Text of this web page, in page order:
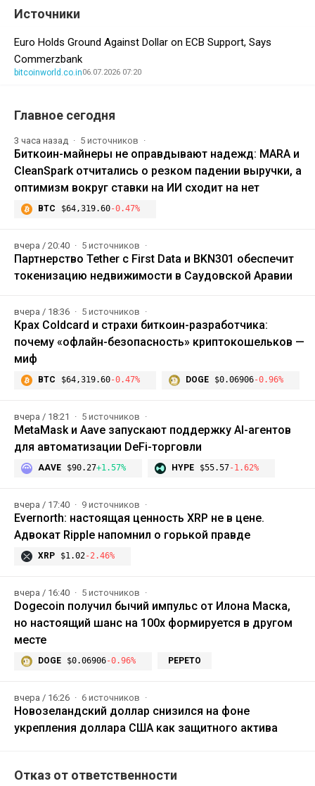
Источники
Euro Holds Ground Against Dollar on ECB Support, Says
Commerzbank
bitcoinworld.co.in06.07.2026 07:20
Главное сегодня
3 часа назад 5 источников
Биткоин-майнеры не оправдывают надежд: MARA и
CleanSpark отчитались о резком падении выручки, а
оптимизм вокруг ставки на ИИ сходит на нет
BTC $64,319.60-0.47%
вчера / 20:40 5 источников
Партнерство Tether с First Data и BKN301 обеспечит
токенизацию недвижимости в Саудовской Аравии
вчера / 18:36 5 источников
Крах Coldcard и страхи биткоин-разработчика:
почему «офлайн-безопасность» криптокошельков —
миф
BTC $64,319.60-0.47% DOGE $0.06906-0.96%
вчера / 18:21 5 источников
MetaMask и Aave запускают поддержку AI-агентов
для автоматизации DeFi-торговли
AAVE $90.27+1.57% HYPE $55.57-1.62%
вчера / 17:40 9 источников
Evernorth: настоящая ценность XRP не в цене.
Адвокат Ripple напомнил о горькой правде
XRP $1.02-2.46%
вчера / 16:40 5 источников
Dogecoin получил бычий импульс от Илона Маска,
но настоящий шанс на 100x формируется в другом
месте
DOGE $0.06906-0.96% PEPETO
вчера / 16:26 6 источников
Новозеландский доллар снизился на фоне
укрепления доллара США как защитного актива
Отказ от ответственности